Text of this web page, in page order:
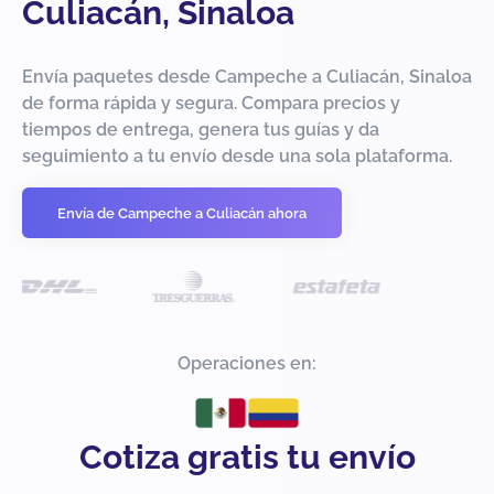
Culiacán, Sinaloa
Envía paquetes desde Campeche a Culiacán, Sinaloa
de forma rápida y segura. Compara precios y
tiempos de entrega, genera tus guías y da
seguimiento a tu envío desde una sola plataforma.
Envía de Campeche a Culiacán ahora
Operaciones en:
Cotiza gratis tu envío